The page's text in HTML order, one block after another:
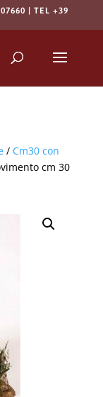
| TEL +39
/ Cm30 con
cm 30